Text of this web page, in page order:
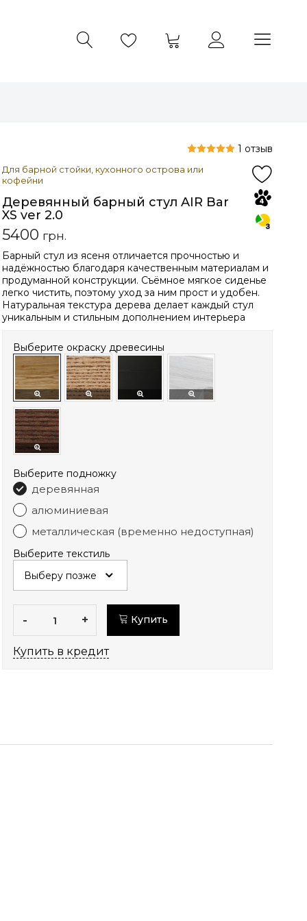
Для барной стойки, кухонного острова или
кофейни
Деревянный барный стул AIR Bar
XS ver 2.0
1 отзыв
5400 грн.
Барный стул из ясеня отличается прочностью и
надёжностью благодаря качественным материалам и
продуманной конструкции. Съёмное мягкое сиденье
легко чистить, поэтому уход за ним прост и удобен.
Натуральная текстура дерева делает каждый стул
уникальным и стильным дополнением интерьера
Выберите окраску древесины
Выберите подножку
деревянная
алюминиевая
металлическая (временно недоступная)
Выберите текстиль
- + Купить
Купить в кредит